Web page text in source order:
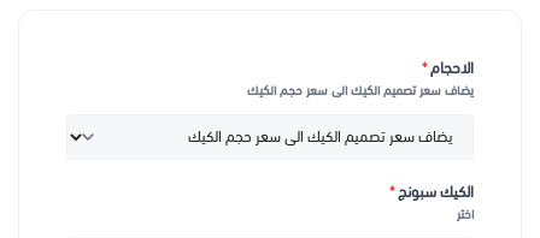
الاحجام*
يضاف سعر تصميم الكيك الى سعر حجم الكيك
الكيك سبونج*
اختر